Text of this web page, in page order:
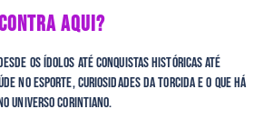
AQUI?
os ídolos até conquistas históricas até
no esporte, curiosidades da torcida e o que há
universo corintiano.